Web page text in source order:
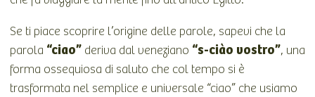
Se ti piace scoprire l’origine delle parole, sapevi che la
parola “ciao”deriva dal veneziano “s-ciào vostro”, una
forma ossequiosa di saluto che col tempo si è
trasformata nel semplice e universale “ciao” che usiamo